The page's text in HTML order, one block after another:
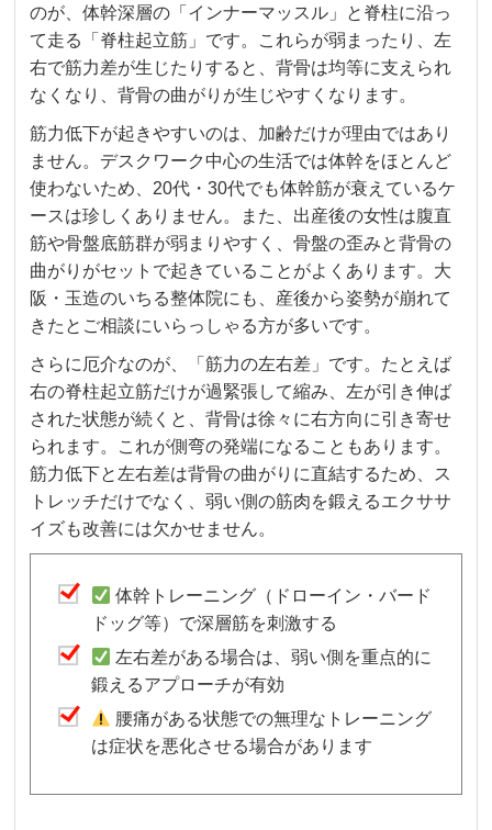
のが、体幹深層の「インナーマッスル」と脊柱に沿っ
て走る「脊柱起立筋」です。これらが弱まったり、左
右で筋力差が生じたりすると、背骨は均等に支えられ
なくなり、背骨の曲がりが生じやすくなります。
筋力低下が起きやすいのは、加齢だけが理由ではあり
ません。デスクワーク中心の生活では体幹をほとんど
使わないため、20代・30代でも体幹筋が衰えているケ
ースは珍しくありません。また、出産後の女性は腹直
筋や骨盤底筋群が弱まりやすく、骨盤の歪みと背骨の
曲がりがセットで起きていることがよくあります。大
阪・玉造のいちる整体院にも、産後から姿勢が崩れて
きたとご相談にいらっしゃる方が多いです。
さらに厄介なのが、「筋力の左右差」です。たとえば
右の脊柱起立筋だけが過緊張して縮み、左が引き伸ば
された状態が続くと、背骨は徐々に右方向に引き寄せ
られます。これが側弯の発端になることもあります。
筋力低下と左右差は背骨の曲がりに直結するため、ス
トレッチだけでなく、弱い側の筋肉を鍛えるエクササ
イズも改善には欠かせません。
体幹トレーニング（ドローイン・バード
ドッグ等）で深層筋を刺激する
左右差がある場合は、弱い側を重点的に
鍛えるアプローチが有効
腰痛がある状態での無理なトレーニング
は症状を悪化させる場合があります